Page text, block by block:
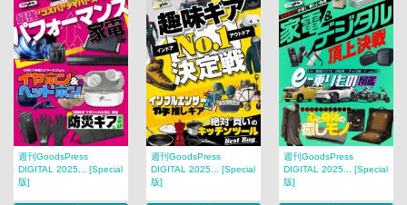
週刊GoodsPress
DIGITAL 2025... [Special
版]
週刊GoodsPress
DIGITAL 2025... [Special
版]
週刊GoodsPress
DIGITAL 2025... [Special
版]